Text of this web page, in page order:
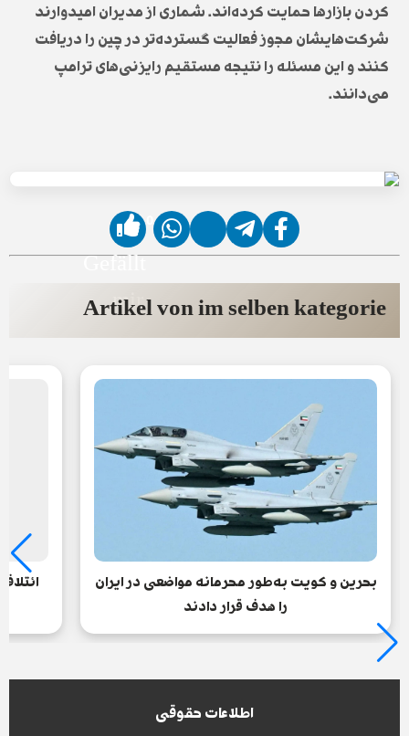
کردن بازارها حمایت کرده‌اند. شماری از مدیران امیدوارند
شرکت‌هایشان مجوز فعالیت گسترده‌تر در چین را دریافت
کنند و این مسئله را نتیجه مستقیم رایزنی‌های ترامپ
می‌دانند.
Gefällt
mir
Artikel von im selben kategorie
بحرین و کویت به‌طور محرمانه مواضعی در ایران
را هدف قرار دادند
اطلاعات حقوقی